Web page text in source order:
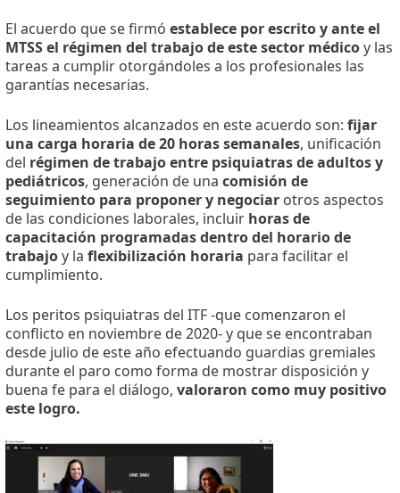
El acuerdo que se firmó establece por escrito y ante el
MTSS el régimen del trabajo de este sector médicoy las
tareas a cumplir otorgándoles a los profesionales las
garantías necesarias.
Los lineamientos alcanzados en este acuerdo son: fijar
una carga horaria de 20 horas semanales, unificación
del régimen de trabajo entre psiquiatras de adultos y
pediátricos, generación de una comisión de
seguimiento para proponer y negociar otros aspectos
de las condiciones laborales, incluir horas de
capacitación programadas dentro del horario de
trabajoy la flexibilización horaria para facilitar el
cumplimiento.
Los peritos psiquiatras del ITF -que comenzaron el
conflicto en noviembre de 2020- y que se encontraban
desde julio de este año efectuando guardias gremiales
durante el paro como forma de mostrar disposición y
buena fe para el diálogo, valoraron como muy positivo
este logro.